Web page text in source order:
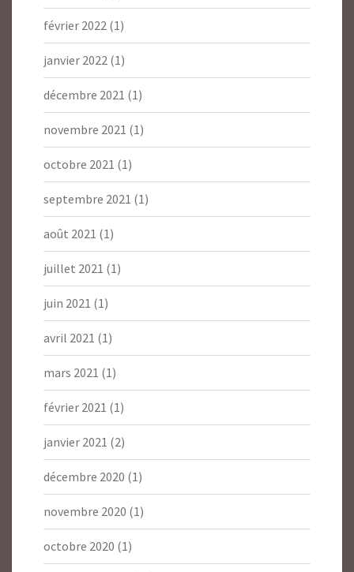
février 2022 (1)
janvier 2022 (1)
décembre 2021 (1)
novembre 2021 (1)
octobre 2021 (1)
septembre 2021 (1)
août 2021 (1)
juillet 2021 (1)
juin 2021 (1)
avril 2021 (1)
mars 2021 (1)
février 2021 (1)
janvier 2021 (2)
décembre 2020 (1)
novembre 2020 (1)
octobre 2020 (1)